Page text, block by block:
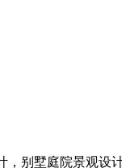
，别墅庭院景观设